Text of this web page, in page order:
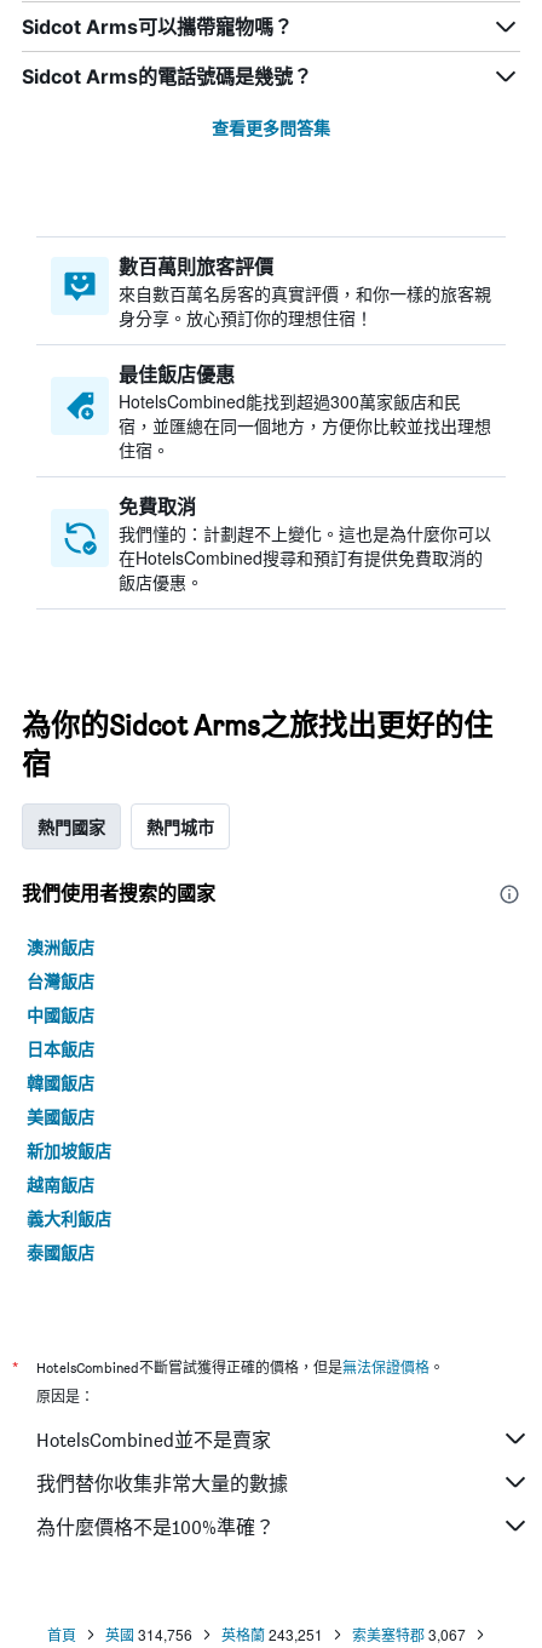
Sidcot Arms可以攜帶寵物嗎？
Sidcot Arms的電話號碼是幾號？
查看更多問答集
數百萬則旅客評價
來自數百萬名房客的真實評價，和你一樣的旅客親
身分享。放心預訂你的理想住宿！
最佳飯店優惠
HotelsCombined​能找到超過300萬家飯店和民
宿，並匯總在同一個地方，方便你比較並找出理想
住宿。
免費取消
我們懂的：計劃趕不上變化。這也是為什麼你可以
在HotelsCombined搜尋和預訂有提供免費取消的
飯店優惠。
為你的Sidcot Arms之旅找出更好的住
宿
熱門國家 熱門城市
我們使用者搜索的國家
澳洲飯店
台灣飯店
中國飯店
日本飯店
韓國飯店
美國飯店
新加坡飯店
越南飯店
義大利飯店
泰國飯店
* HotelsCombined不斷嘗試獲得正確的價格，但是無法保證價格 。
原因是：
HotelsCombined並不是賣家
我們替你收集非常大量的數據
為什麼價格不是100%準確？
首頁 英國 314,756 英格蘭243,251 索美塞特郡3,067